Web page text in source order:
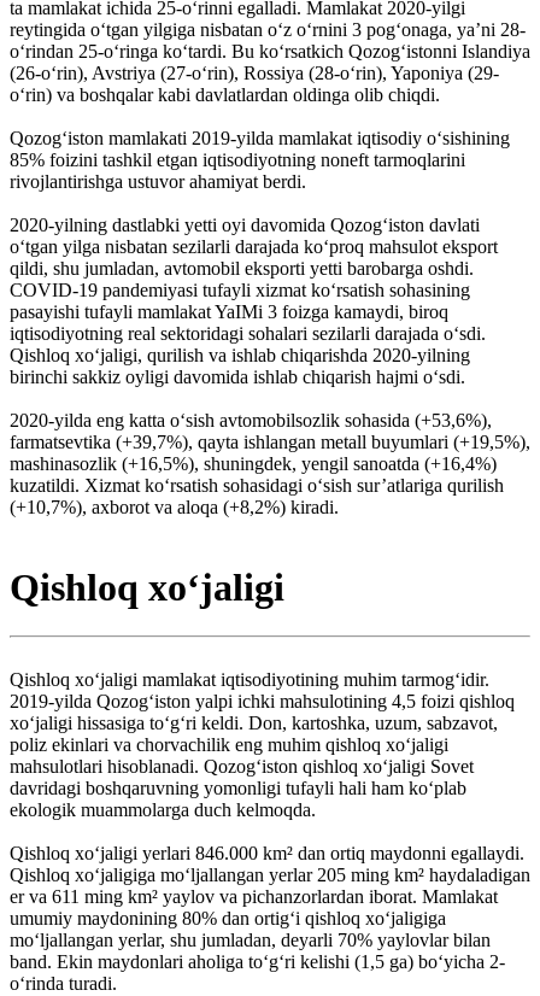
ta mamlakat ichida 25-oʻrinni egalladi. Mamlakat 2020-yilgi
reytingida oʻtgan yilgiga nisbatan oʻz oʻrnini 3 pogʻonaga, ya’ni 28-
oʻrindan 25-oʻringa koʻtardi. Bu koʻrsatkich Qozogʻistonni Islandiya
(26-oʻrin), Avstriya (27-oʻrin), Rossiya (28-oʻrin), Yaponiya (29-
oʻrin) va boshqalar kabi davlatlardan oldinga olib chiqdi.
Qozogʻiston mamlakati 2019-yilda mamlakat iqtisodiy oʻsishining
85% foizini tashkil etgan iqtisodiyotning noneft tarmoqlarini
rivojlantirishga ustuvor ahamiyat berdi.
2020-yilning dastlabki yetti oyi davomida Qozogʻiston davlati
oʻtgan yilga nisbatan sezilarli darajada koʻproq mahsulot eksport
qildi, shu jumladan, avtomobil eksporti yetti barobarga oshdi.
COVID-19 pandemiyasi tufayli xizmat koʻrsatish sohasining
pasayishi tufayli mamlakat YaIMi 3 foizga kamaydi, biroq
iqtisodiyotning real sektoridagi sohalari sezilarli darajada oʻsdi.
Qishloq xoʻjaligi, qurilish va ishlab chiqarishda 2020-yilning
birinchi sakkiz oyligi davomida ishlab chiqarish hajmi oʻsdi.
2020-yilda eng katta oʻsish avtomobilsozlik sohasida (+53,6%),
farmatsevtika (+39,7%), qayta ishlangan metall buyumlari (+19,5%),
mashinasozlik (+16,5%), shuningdek, yengil sanoatda (+16,4%)
kuzatildi. Xizmat koʻrsatish sohasidagi oʻsish sur’atlariga qurilish
(+10,7%), axborot va aloqa (+8,2%) kiradi.
Qishloq xoʻjaligi
Qishloq xoʻjaligi mamlakat iqtisodiyotining muhim tarmogʻidir.
2019-yilda Qozogʻiston yalpi ichki mahsulotining 4,5 foizi qishloq
xoʻjaligi hissasiga toʻgʻri keldi. Don, kartoshka, uzum, sabzavot,
poliz ekinlari va chorvachilik eng muhim qishloq xoʻjaligi
mahsulotlari hisoblanadi. Qozogʻiston qishloq xoʻjaligi Sovet
davridagi boshqaruvning yomonligi tufayli hali ham koʻplab
ekologik muammolarga duch kelmoqda.
Qishloq xoʻjaligi yerlari 846.000 km² dan ortiq maydonni egallaydi.
Qishloq xoʻjaligiga moʻljallangan yerlar 205 ming km² haydaladigan
er va 611 ming km² yaylov va pichanzorlardan iborat. Mamlakat
umumiy maydonining 80% dan ortigʻi qishloq xoʻjaligiga
moʻljallangan yerlar, shu jumladan, deyarli 70% yaylovlar bilan
band. Ekin maydonlari aholiga toʻgʻri kelishi (1,5 ga) boʻyicha 2-
oʻrinda turadi.